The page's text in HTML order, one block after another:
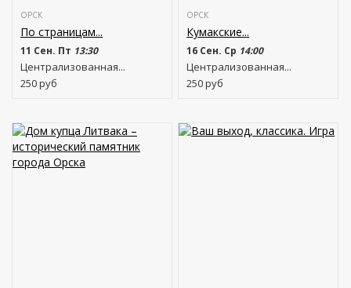
ОРСК
По страницам...
11 Сен. Пт 13:30
Централизованная...
250руб
ОРСК
Кумакские...
16 Сен. Ср 14:00
Централизованная...
250руб